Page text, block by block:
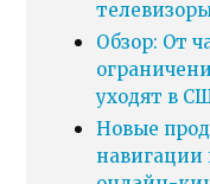
Обзор: От
уходят в
Новые
навигации